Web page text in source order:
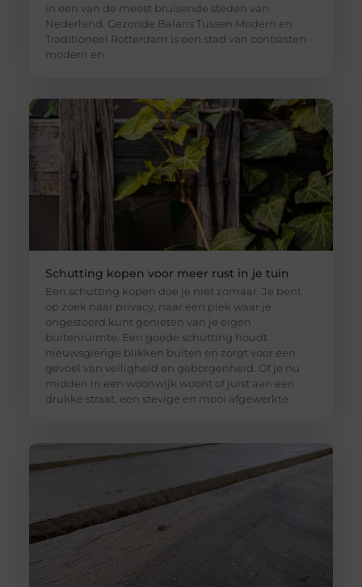
in een van de meest bruisende steden van
Nederland. Gezonde Balans Tussen Modern en
Traditioneel Rotterdam is een stad van contrasten –
modern en
Schutting kopen voor meer rust in je tuin
Een schutting kopen doe je niet zomaar. Je bent
op zoek naar privacy, naar een plek waar je
ongestoord kunt genieten van je eigen
buitenruimte. Een goede schutting houdt
nieuwsgierige blikken buiten en zorgt voor een
gevoel van veiligheid en geborgenheid. Of je nu
midden in een woonwijk woont of juist aan een
drukke straat, een stevige en mooi afgewerkte